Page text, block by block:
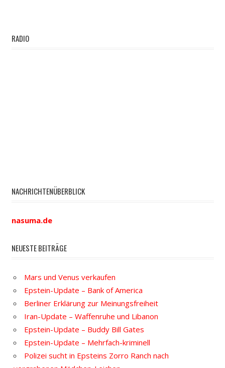
RADIO
NACHRICHTENÜBERBLICK
nasuma.de
NEUESTE BEITRÄGE
Mars und Venus verkaufen
Epstein-Update – Bank of America
Berliner Erklärung zur Meinungsfreiheit
Iran-Update – Waffenruhe und Libanon
Epstein-Update – Buddy Bill Gates
Epstein-Update – Mehrfach-kriminell
Polizei sucht in Epsteins Zorro Ranch nach